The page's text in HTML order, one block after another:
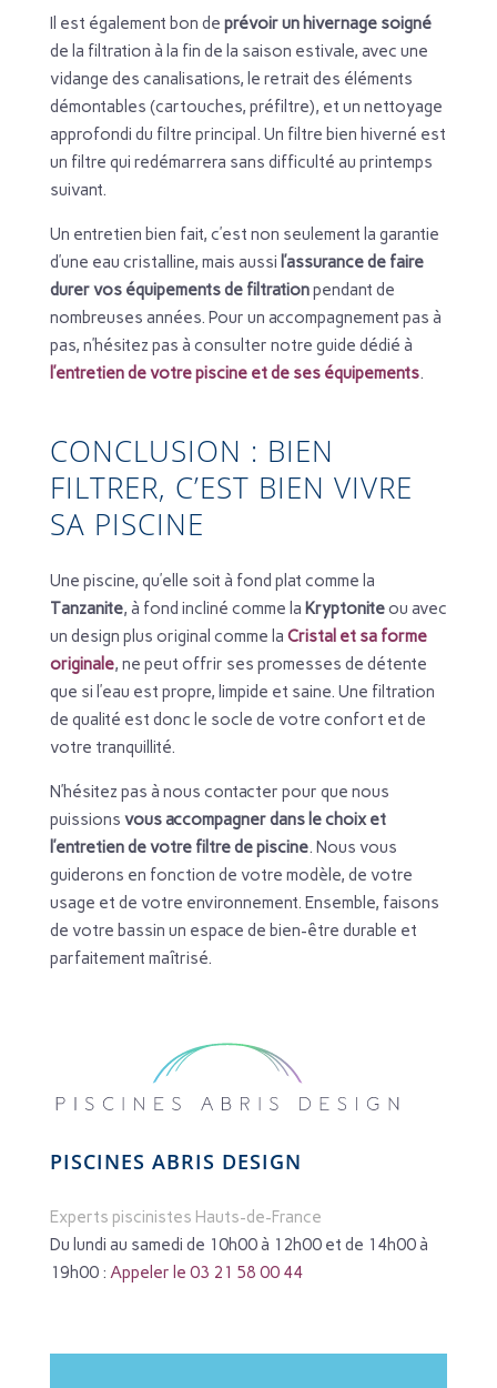
Il est également bon de prévoir un hivernage soigné
de la filtration à la fin de la saison estivale, avec une
vidange des canalisations, le retrait des éléments
démontables (cartouches, préfiltre), et un nettoyage
approfondi du filtre principal. Un filtre bien hiverné est
un filtre qui redémarrera sans difficulté au printemps
suivant.
Un entretien bien fait, c’est non seulement la garantie
d’une eau cristalline, mais aussi l’assurance de faire
durer vos équipements de filtrationpendant de
nombreuses années. Pour un accompagnement pas à
pas, n’hésitez pas à consulter notre guide dédié à
l’entretien de votre piscine et de ses équipements.
CONCLUSION : BIEN
FILTRER, C’EST BIEN VIVRE
SA PISCINE
Une piscine, qu’elle soit à fond plat comme la
Tanzanite, à fond incliné comme la Kryptoniteou avec
un design plus original comme la Cristal et sa forme
originale, ne peut offrir ses promesses de détente
que si l’eau est propre, limpide et saine. Une filtration
de qualité est donc le socle de votre confort et de
votre tranquillité.
N’hésitez pas à nous contacter pour que nous
puissions vous accompagner dans le choix et
l’entretien de votre filtre de piscine. Nous vous
guiderons en fonction de votre modèle, de votre
usage et de votre environnement. Ensemble, faisons
de votre bassin un espace de bien-être durable et
parfaitement maîtrisé.
PISCINES ABRIS DESIGN
Experts piscinistes Hauts-de-France
Du lundi au samedi de 10h00 à 12h00 et de 14h00 à
19h00 : Appeler le 03 21 58 00 44